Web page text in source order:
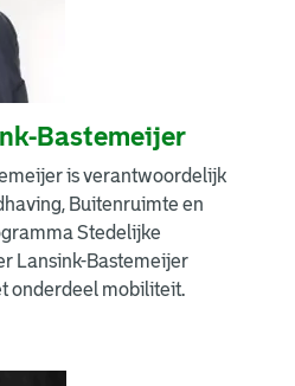
Bastemeijer
is verantwoordelijk
Buitenruimte en
Stedelijke
Lansink-Bastemeijer
onderdeel mobiliteit.